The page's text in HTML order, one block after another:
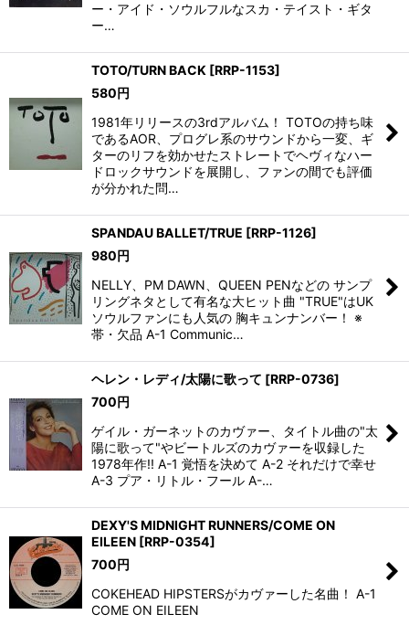
ー・アイド・ソウルフルなスカ・テイスト・ギタ
ー…
TOTO/TURN BACK [RRP-1153]
580円
1981年リリースの3rdアルバム！ TOTOの持ち味
であるAOR、プログレ系のサウンドから一変、ギ
ターのリフを効かせたストレートでヘヴィなハー
ドロックサウンドを展開し、ファンの間でも評価
が分かれた問…
SPANDAU BALLET/TRUE [RRP-1126]
980円
NELLY、PM DAWN、QUEEN PENなどの サンプ
リングネタとして有名な大ヒット曲 "TRUE"はUK
ソウルファンにも人気の 胸キュンナンバー！ ※
帯・欠品 A-1 Communic…
ヘレン・レディ/太陽に歌って [RRP-0736]
700円
ゲイル・ガーネットのカヴァー、タイトル曲の"太
陽に歌って"やビートルズのカヴァーを収録した
1978年作!! A-1 覚悟を決めて A-2 それだけで幸せ
A-3 プア・リトル・フール A-…
DEXY'S MIDNIGHT RUNNERS/COME ON
EILEEN [RRP-0354]
700円
COKEHEAD HIPSTERSがカヴァーした名曲！ A-1
COME ON EILEEN